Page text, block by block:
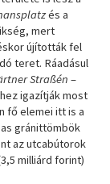
és a
mert
újították fel
teret. Ráadásul
Straßén –
igazítják most
fő elemei itt is a
gránittömbök
az utcabútorok
milliárd forint)